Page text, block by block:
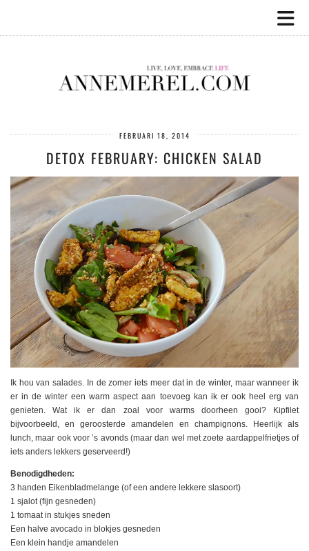
FEBRUARI 18, 2014
DETOX FEBRUARY: CHICKEN SALAD
Ik hou van salades. In de zomer iets meer dat in de winter, maar wanneer ik
er in de winter een warm aspect aan toevoeg kan ik er ook heel erg van
genieten. Wat ik er dan zoal voor warms doorheen gooi? Kipfilet
bijvoorbeeld, en geroosterde amandelen en champignons. Heerlijk als
lunch, maar ook voor ’s avonds (maar dan wel met zoete aardappelfrietjes of
iets anders lekkers geserveerd!)
Benodigdheden:
3 handen Eikenbladmelange (of een andere lekkere slasoort)
1 sjalot (fijn gesneden)
1 tomaat in stukjes sneden
Een halve avocado in blokjes gesneden
Een klein handje amandelen